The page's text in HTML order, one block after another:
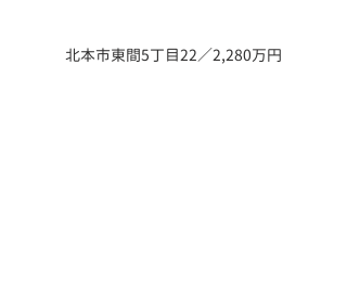
北本市東間5丁目22／2,280万円